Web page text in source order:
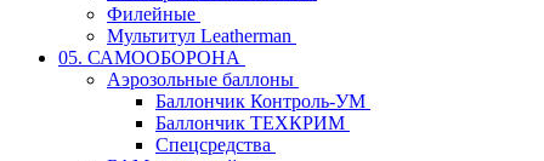
Филейные
Мультитул Leatherman
05. САМООБОРОНА
Аэрозольные баллоны
Баллончик Контроль-УМ
Баллончик ТЕХКРИМ
Спецсредства